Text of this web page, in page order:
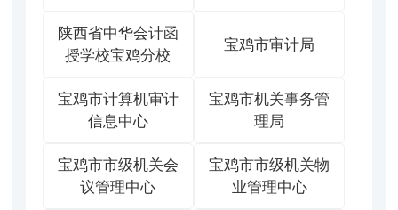
陕西省中华会计函
授学校宝鸡分校
宝鸡市审计局
宝鸡市计算机审计
信息中心
宝鸡市机关事务管
理局
宝鸡市市级机关会
议管理中心
宝鸡市市级机关物
业管理中心